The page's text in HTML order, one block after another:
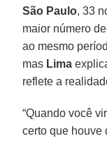
São Paulo, 33
maior número
ao mesmo
mas Lima
reflete a
“Quando você
certo que houve